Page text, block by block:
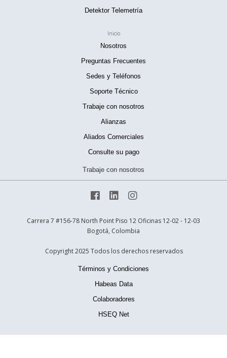
Detektor Telemetría
Inicio
Nosotros
Preguntas Frecuentes
Sedes y Teléfonos
Soporte Técnico
Trabaje con nosotros
Alianzas
Aliados Comerciales
Consulte su pago
Trabaje con nosotros
  
Carrera 7 #156-78 North Point Piso 12 Oficinas 12-02 - 12-03
Bogotá, Colombia
Copyright 2025 Todos los derechos reservados
Términos y Condiciones
Habeas Data
Colaboradores
HSEQ Net